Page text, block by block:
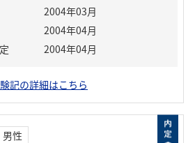
2004年03月
2004年04月
2004年04月
記の詳細はこちら
男性